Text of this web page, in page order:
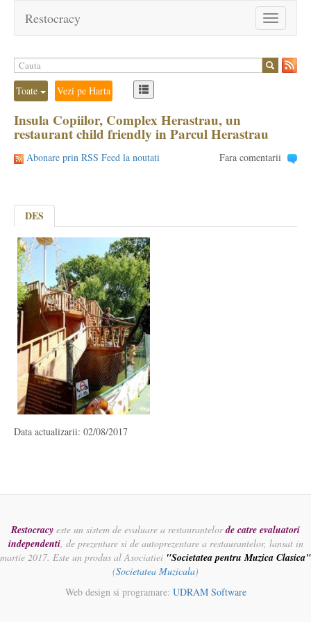
Toggle
navigation
Restocracy
Toate Vezi pe Harta
Insula Copiilor, Complex Herastrau, un
restaurant child friendly in Parcul Herastrau
Abonare prin RSS Feed la noutati Fara comentarii
DES
Data actualizarii: 02/08/2017
Restocracy este un sistem de evaluare a restaurantelorde catre evaluatori
independenti, de prezentare si de autoprezentare a restaurantelor, lansat in
martie 2017. Este un produs al Asociatiei "Societatea pentru Muzica Clasica"
(Societatea Muzicala)
Web design si programare: UDRAM Software